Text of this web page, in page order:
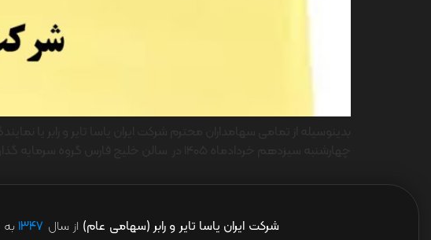
شرکت ایران یاسا تایر و رابر (سهامی عام) از سال ۱۳۴۷